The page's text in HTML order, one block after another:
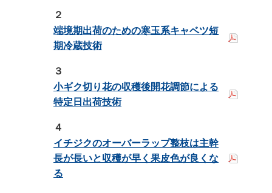
２
端境期出荷のための寒玉系キャベツ短
期冷蔵技術
３
小ギク切り花の収穫後開花調節による
特定日出荷技術
４
イチジクのオーバーラップ整枝は主幹
長が長いと収穫が早く果皮色が良くな
る